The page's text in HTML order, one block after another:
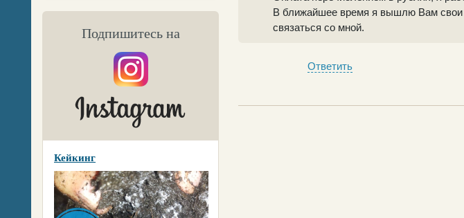
Подпишитесь на
Кейкинг
В ближайшее время я вышлю Вам свои
связаться со мной.
Ответить